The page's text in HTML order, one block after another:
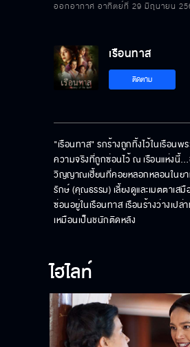
ออกอากาศ อาทิตย์ที่ 29 มิถุนายน
เรือนทาส
ติดตาม
"เรือนทาส" รกร้างถูกทิ้งไว้ในเรือน
ความจริงที่ถูกซ่อนไว้ ณ เรือนแห่งนี้…
วิญญาณเฮี้ยนที่คอยหลอกหลอนในยา
รักษ์ (คุณธรรม) เลี้ยงดูและเมตตาเ
ซ่อนอยู่ในเรือนทาส เรือนร้างว่างเ
เหมือนเป็นชนักติดหลัง
ไฮไลท์